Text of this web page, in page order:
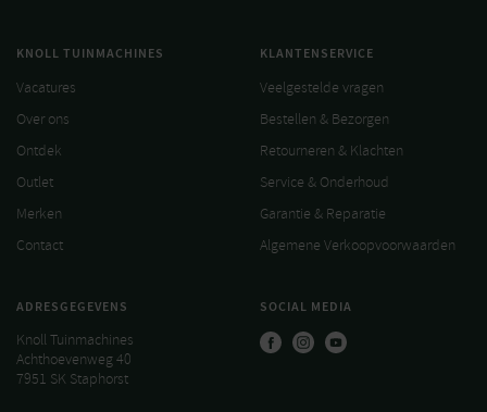
KNOLL TUINMACHINES
Vacatures
Over ons
Ontdek
Outlet
Merken
Contact
KLANTENSERVICE
Veelgestelde vragen
Bestellen & Bezorgen
Retourneren & Klachten
Service & Onderhoud
Garantie & Reparatie
Algemene Verkoopvoorwaarden
ADRESGEGEVENS
Knoll Tuinmachines
Achthoevenweg 40
7951 SK Staphorst
SOCIAL MEDIA